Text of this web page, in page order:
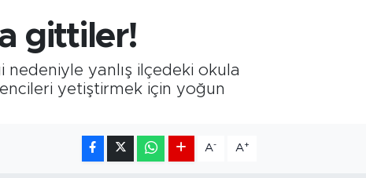
gittiler!
nedeniyle yanlış ilçedeki okula
yetiştirmek için yoğun
A- A+